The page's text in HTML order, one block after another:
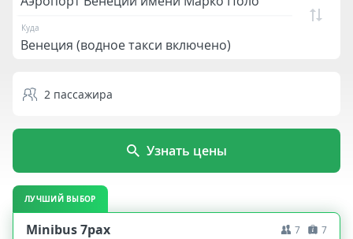
Куда
2 пассажира
Узнать цены
ЛУЧШИЙ ВЫБОР
Minibus 7pax 7 7